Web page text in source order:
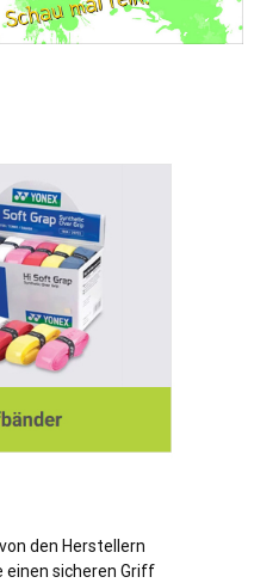
den Herstellern
einen sicheren Griff